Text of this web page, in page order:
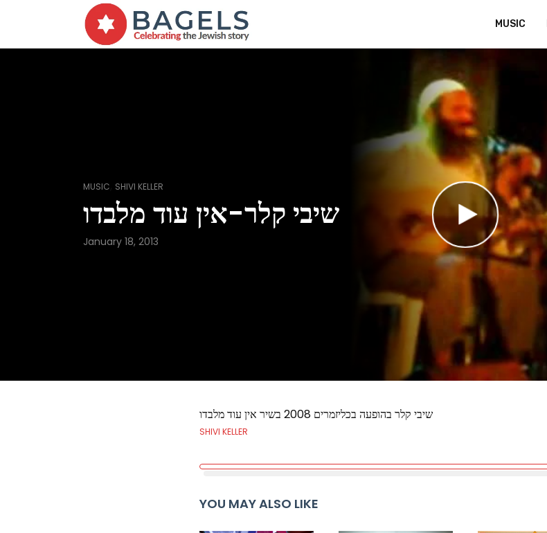
MUSIC
MUSIC SHIVI KELLER
שיבי קלר-אין עוד מלבדו
January 18, 2013
שיבי קלר בהופעה בכליזמרים 2008 בשיר אין עוד מלבדו
SHIVI KELLER
YOU MAY ALSO LIKE